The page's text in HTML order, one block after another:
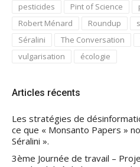
pesticides
Pint of Science
Robert Ménard
Roundup
Séralini
The Conversation
vulgarisation
écologie
Articles récents
Les stratégies de
ce que « Monsanto Papers »
Séralini ».
3ème Journée de travail –